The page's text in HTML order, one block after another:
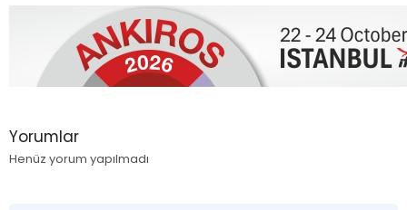
Yorumlar
Henüz yorum yapılmadı